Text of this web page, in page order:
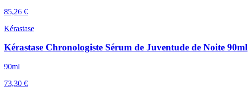
85,26 €
Kérastase
Kérastase Chronologiste Sérum de Juventude de Noite 90ml
90ml
73,30 €